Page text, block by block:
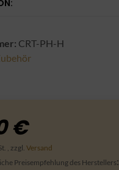
CRT-PH-H
€
, zzgl. Versand
Preisempfehlung des Herstellers: